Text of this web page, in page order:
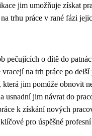
jim umožňuje získat
trhu práce v rané fázi
pečujících o dítě do
na trh práce po delší
jim pomůže obnovit
usnadní jim návrat do
k získání nových
pro úspěšné profesní